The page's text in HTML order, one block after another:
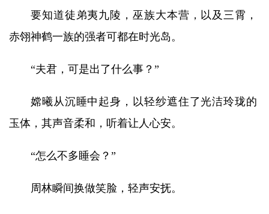
要知道徒弟夷九陵，巫族大本营，以及三霄，
赤翎神鹤一族的强者可都在时光岛。
“夫君，可是出了什么事？”
嫦曦从沉睡中起身，以轻纱遮住了光洁玲珑的
玉体，其声音柔和，听着让人心安。
“怎么不多睡会？”
周林瞬间换做笑脸，轻声安抚。